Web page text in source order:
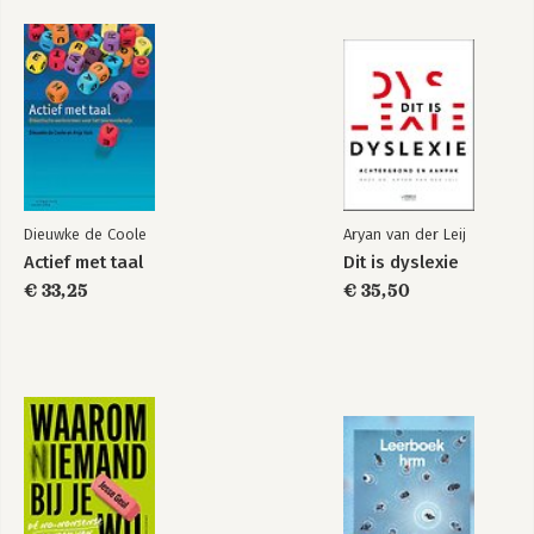
3. HRM: organisatie en afstemming
3.1 Organisatiedoelen, personeelsdoelen en afstemming
3.2 Aanpak van het kiezen van personeelsdoelen
3.3 Voorbeeld van toepassing van de ICOTAKS-methode
3.4 Alternatieve methoden om personeelsdoelen te bepalen
3.5 Personeelsinstrumenten en afstemming
3.6 Keuzeproces personeelsinstrumenten via de ICOTAKS-
methode
3.7 Personeelsinstrumenten en de S van SMART
3.8 Alternatieve methoden om personeelsinstrumenten te
bepalen
4.4 Input en personeelsinstrumenten: werving, selectie en
introductie
4.5 Het selectiegesprek: tips en aandachtspunten
4.6 Throughput en personeelsinstrumenten:
employability,competentiemanagement en empowerment
Dieuwke de Coole
Actief met taal
€ 33,25
Aryan van der Leij
Dit is dyslexie
€ 35,50